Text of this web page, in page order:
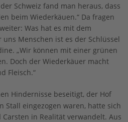
Schweiz fand man heraus, dass
beim Wiederkäuen.“ Da fragen
Was hat es mit dem
uns Menschen ist es der Schlüssel
„Wir können mit einer grünen
Doch der Wiederkäuer macht
Fleisch.“
Hindernisse beseitigt, der Hof
Stall eingezogen waren, hatte sich
in Realität verwandelt. Aus